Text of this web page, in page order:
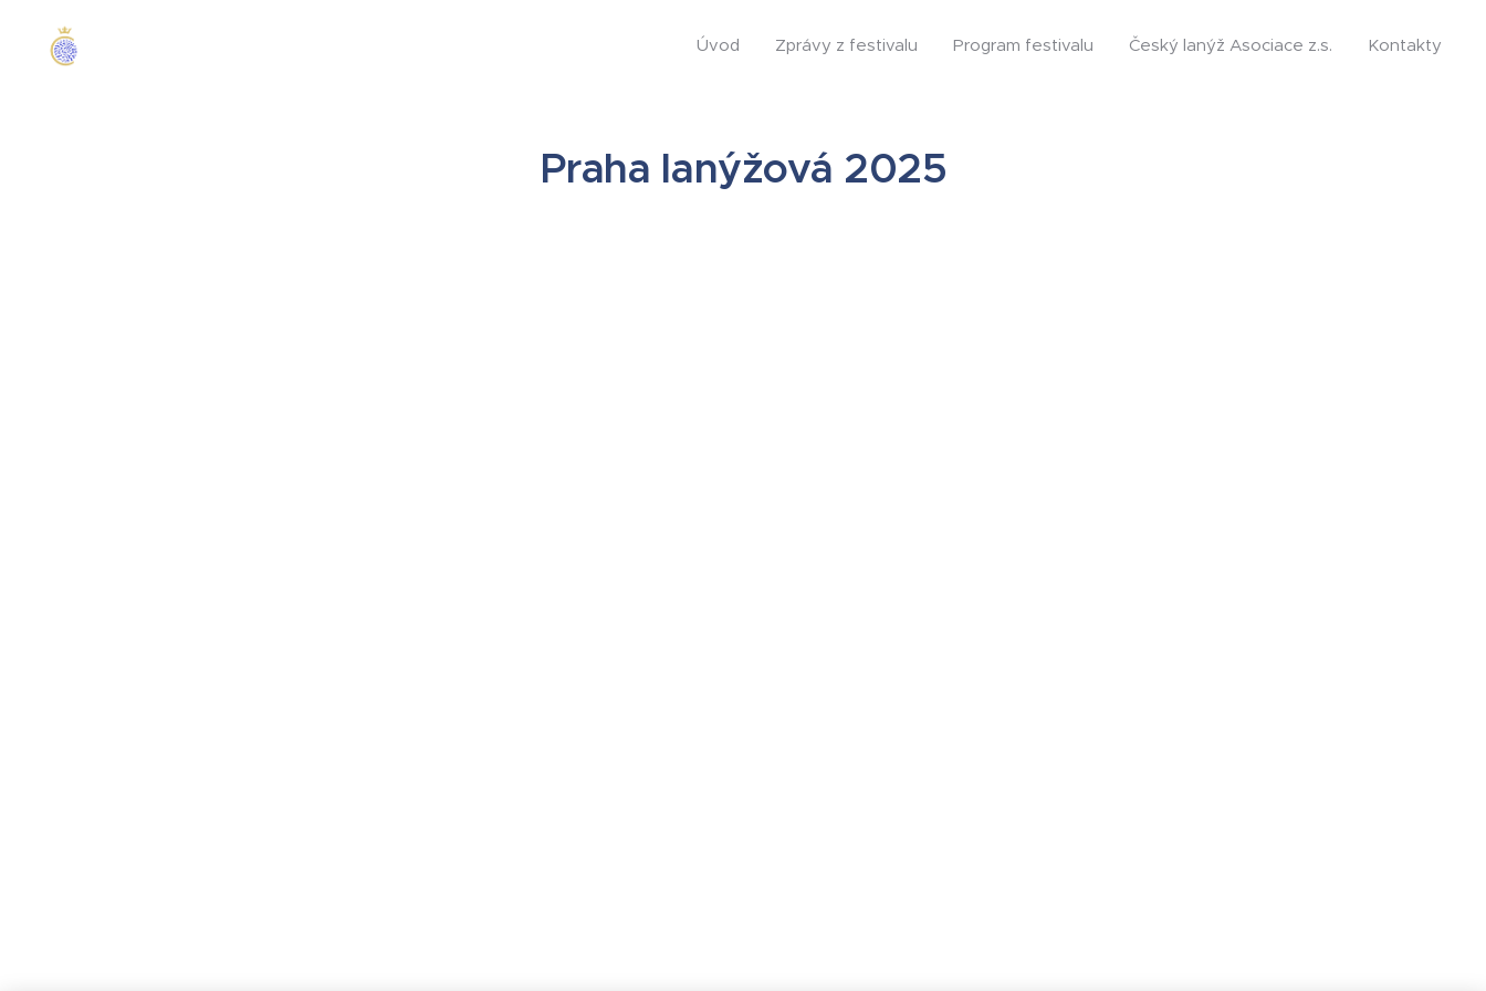
Úvod Zprávy z festivalu Program festivalu Český lanýž Asociace z.s. Kontakty
Praha lanýžová 2025